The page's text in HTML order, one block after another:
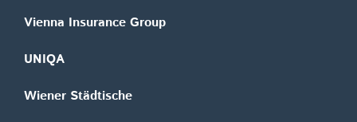
Vienna Insurance Group
UNIQA
Wiener Städtische